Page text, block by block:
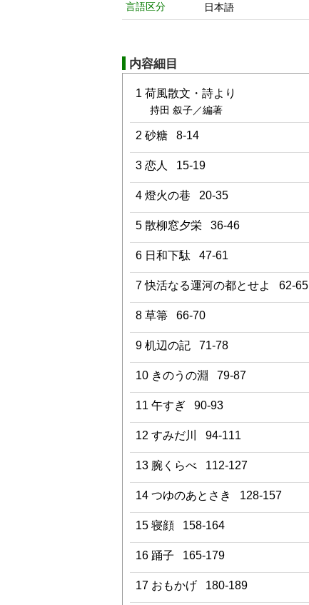
言語区分 日本語
内容細目
1 荷風散文・詩より
持田 叙子／編著
2 砂糖 8-14
3 恋人 15-19
4 燈火の巷 20-35
5 散柳窓夕栄 36-46
6 日和下駄 47-61
7 快活なる運河の都とせよ 62-65
8 草箒 66-70
9 机辺の記 71-78
10 きのうの淵 79-87
11 午すぎ 90-93
12 すみだ川 94-111
13 腕くらべ 112-127
14 つゆのあとさき 128-157
15 寝顔 158-164
16 踊子 165-179
17 おもかげ 180-189